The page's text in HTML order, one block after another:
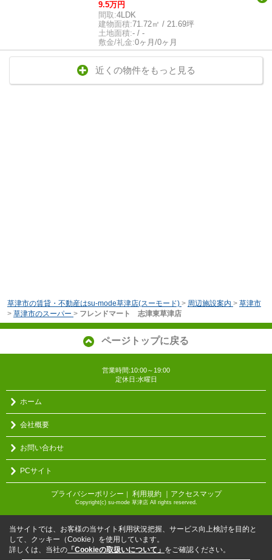
9.5万円
間取:4LDK
建物面積:71.72㎡ / 21.69坪
土地面積:- / -
敷金/礼金:0ヶ月/0ヶ月
近くの物件をもっと見る
草津市の賃貸・不動産はsu-mode草津店(スーモード) > 周辺施設案内 > 草津市
> 草津市のスーパー > フレンドマート 志津東草津店
ページトップに戻る
営業時間:10:00～19:00
定休日:水曜日
ホーム
会社概要
お問い合わせ
PCサイト
プライバシーポリシー ｜ 利用規約 ｜アクセスマップ
Copyright(c) su-mode 草津店 All rights reserved.
当サイトでは、お客様の当サイト利用状況把握、サービス向上検討を目的と
して、クッキー（Cookie）を使用しています。
詳しくは、当社の 「Cookieの取扱いについて」 をご確認ください。